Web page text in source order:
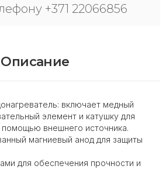
+371 22066856
Описание
включает медный
элемент и катушку для
помощью внешнего источника.
магниевый анод для защиты
для обеспечения прочности и